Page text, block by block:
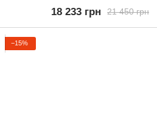
21 450 грн
18 233 грн
−15%